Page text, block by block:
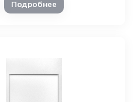
Подробнее